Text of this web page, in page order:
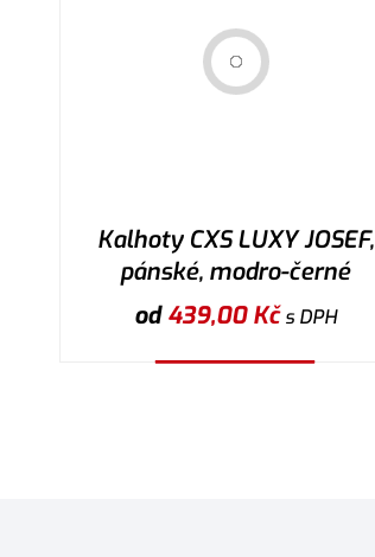
Kalhoty CXS LUXY JOSEF,
pánské, modro-černé
od439,00Kčs DPH